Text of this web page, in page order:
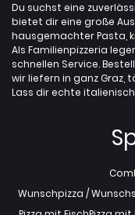
Du suchst eine
bietet dir eine große
hausgemachter Pasta,
Als Familienpizzeria
schnellen Service.
wir liefern in ganz Graz,
Lass dir echte
Wunschpizza /